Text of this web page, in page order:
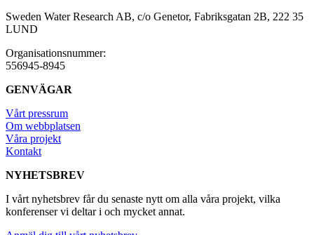
Sweden Water Research AB, c/o Genetor, Fabriksgatan 2B, 222 35
LUND
Organisationsnummer:
556945-8945
GENVÄGAR
Vårt pressrum
Om webbplatsen
Våra projekt
Kontakt
NYHETSBREV
I vårt nyhetsbrev får du senaste nytt om alla våra projekt, vilka
konferenser vi deltar i och mycket annat.